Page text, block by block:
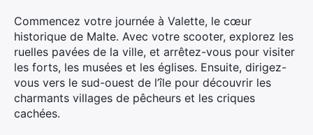
Commencez votre journée à Valette, le cœur
historique de Malte. Avec votre scooter, explorez les
ruelles pavées de la ville, et arrêtez-vous pour visiter
les forts, les musées et les églises. Ensuite, dirigez-
vous vers le sud-ouest de l’île pour découvrir les
charmants villages de pêcheurs et les criques
cachées.